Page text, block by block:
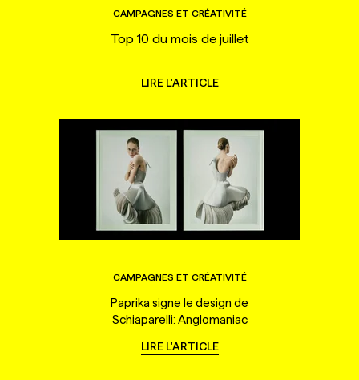
CAMPAGNES ET CRÉATIVITÉ
Top 10 du mois de juillet
LIRE L'ARTICLE
CAMPAGNES ET CRÉATIVITÉ
Paprika signe le design de
Schiaparelli: Anglomaniac
LIRE L'ARTICLE